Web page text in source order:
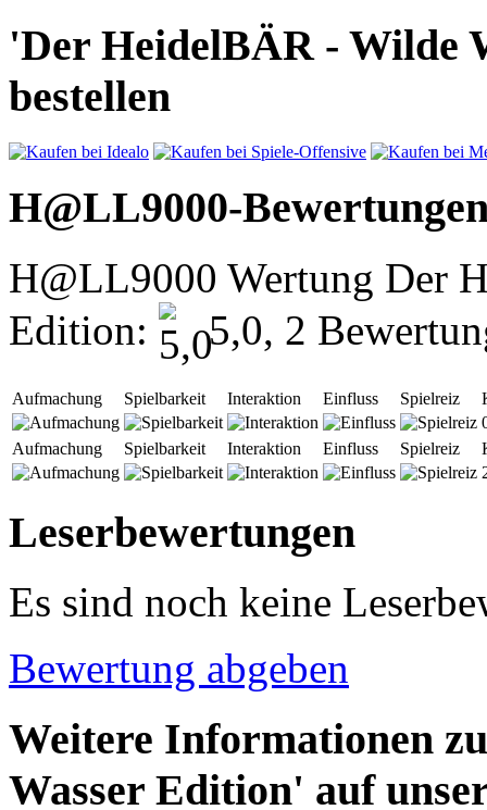
'Der HeidelBÄR - Wilde
bestellen
H@LL9000-
H@LL9000 Wertung Der
Edition:
5,0, 2
Aufmachung Spielbarkeit Interaktion Einfluss Spielreiz
Aufmachung
Spielbarkeit Interaktion Einfluss Spielreiz
Leserbewertungen
Es sind noch keine
Bewertung abgeben
Weitere Informationen
Wasser Edition' auf